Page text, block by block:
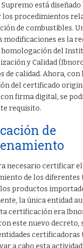
está diseñado
procedimientos
de combustibles.
modificaciones es la
del
y Calidad
de calidad. Ahora, con
del certificado
firma digital, se
requisito.
de
necesario certificar el
de los diferentes
productos
la única entidad
certificación era
este nuevo decreto,
certificadoras
a cabo esta